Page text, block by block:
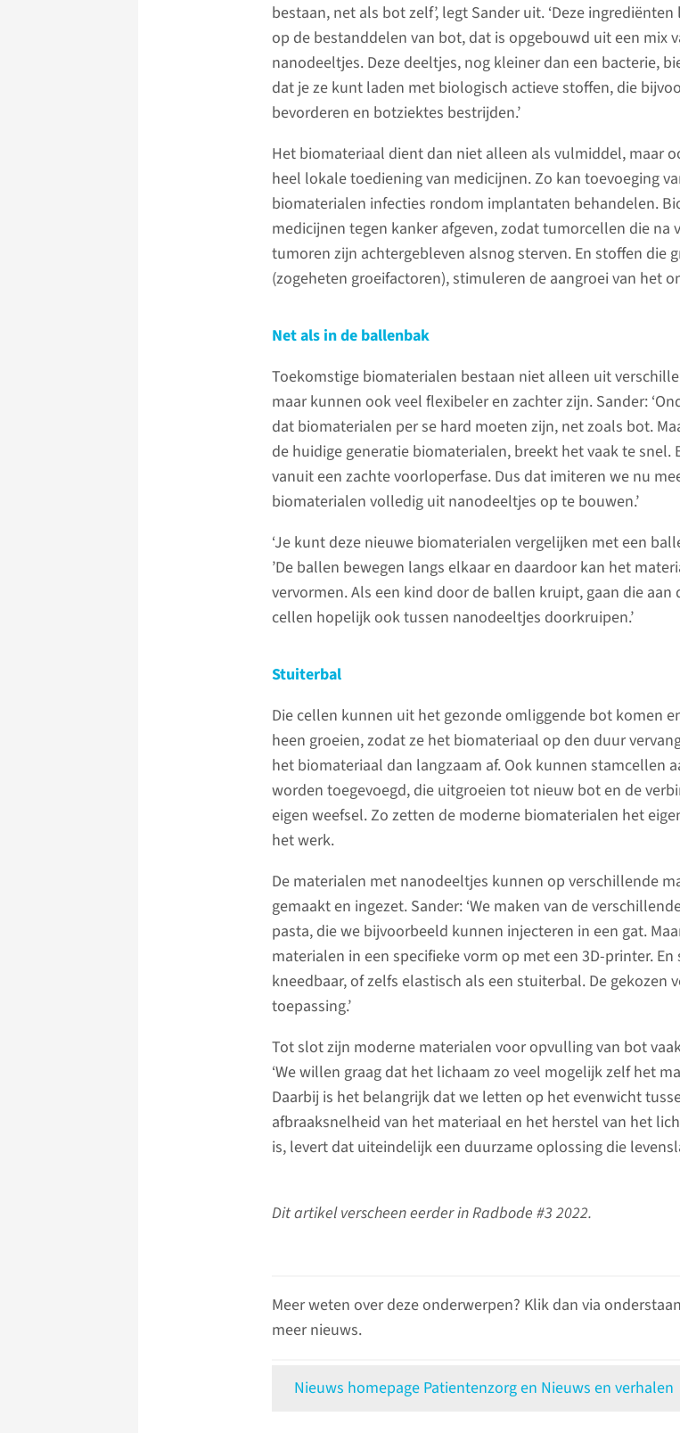
bestaan, net als bot zelf’, legt Sander uit. ‘Deze
op de bestanddelen van bot, dat is opgebouwd uit een mix
nanodeeltjes. Deze deeltjes, nog kleiner dan een bacterie,
dat je ze kunt laden met biologisch actieve stoffen, die
bevorderen en botziektes bestrijden.’
Het biomateriaal dient dan niet alleen als vulmiddel, maar
heel lokale toediening van medicijnen. Zo kan toevoeging
biomaterialen infecties rondom implantaten behandelen.
medicijnen tegen kanker afgeven, zodat tumorcellen die na
tumoren zijn achtergebleven alsnog sterven. En stoffen die
(zogeheten groeifactoren), stimuleren de aangroei van het
Net als in de ballenbak
Toekomstige biomaterialen bestaan niet alleen uit
maar kunnen ook veel flexibeler en zachter zijn. Sander:
dat biomaterialen per se hard moeten zijn, net zoals bot.
de huidige generatie biomaterialen, breekt het vaak te
vanuit een zachte voorloperfase. Dus dat imiteren we nu
biomaterialen volledig uit nanodeeltjes op te bouwen.’
‘Je kunt deze nieuwe biomaterialen vergelijken met een
’De ballen bewegen langs elkaar en daardoor kan het
vervormen. Als een kind door de ballen kruipt, gaan die aan
cellen hopelijk ook tussen nanodeeltjes doorkruipen.’
Stuiterbal
Die cellen kunnen uit het gezonde omliggende bot komen
heen groeien, zodat ze het biomateriaal op den duur
het biomateriaal dan langzaam af. Ook kunnen stamcellen
worden toegevoegd, die uitgroeien tot nieuw bot en de
eigen weefsel. Zo zetten de moderne biomaterialen het
het werk.
De materialen met nanodeeltjes kunnen op verschillende
gemaakt en ingezet. Sander: ‘We maken van de
pasta, die we bijvoorbeeld kunnen injecteren in een gat.
materialen in een specifieke vorm op met een 3D-printer.
kneedbaar, of zelfs elastisch als een stuiterbal. De gekozen
toepassing.’
Tot slot zijn moderne materialen voor opvulling van bot
‘We willen graag dat het lichaam zo veel mogelijk zelf het
Daarbij is het belangrijk dat we letten op het evenwicht
afbraaksnelheid van het materiaal en het herstel van het
is, levert dat uiteindelijk een duurzame oplossing die
Dit artikel verscheen eerder in Radbode #3 2022.
Meer weten over deze onderwerpen? Klik dan via
meer nieuws.
Nieuws homepage Patientenzorg en Nieuws en verhalen